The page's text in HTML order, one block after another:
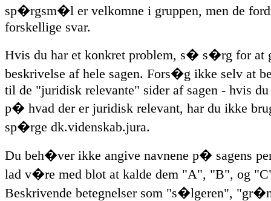
sp�rgsm�l er velkomne i gruppen, men de
forskellige svar.
Hvis du har et konkret problem, s� s�rg for at
beskrivelse af hele sagen. Fors�g ikke selv at
til de "juridisk relevante" sider af sagen - hvis
p� hvad der er juridisk relevant, har du ikke
sp�rge dk.videnskab.jura.
Du beh�ver ikke angive navnene p� sagens
lad v�re med blot at kalde dem "A", "B", og
Beskrivende betegnelser som "s�lgeren",